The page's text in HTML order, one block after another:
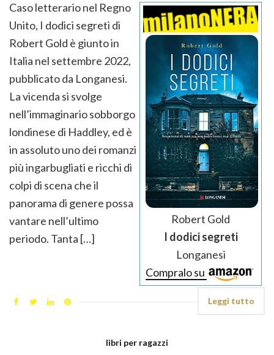
Robert Gold
I dodici segreti
Longanesi
Compralo su
Caso letterario nel Regno
Unito, I dodici segreti di
Robert Gold è giunto in
Italia nel settembre 2022,
pubblicato da Longanesi.
La vicenda si svolge
nell’immaginario sobborgo
londinese di Haddley, ed è
in assoluto uno dei romanzi
più ingarbugliati e ricchi di
colpi di scena che il
panorama di genere possa
vantare nell’ultimo
periodo. Tanta […]
Leggi tutto
libri per ragazzi